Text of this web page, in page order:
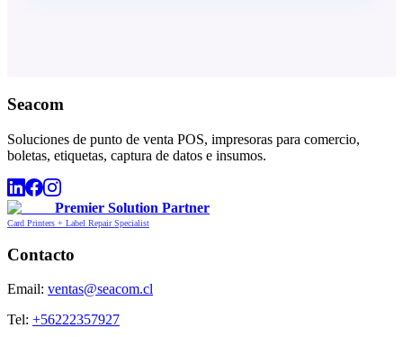
Seacom
Soluciones de punto de venta POS, impresoras para comercio,
boletas, etiquetas, captura de datos e insumos.
Premier Solution Partner
Card Printers + Label Repair Specialist
Contacto
Email: ventas@seacom.cl
Tel: +56222357927